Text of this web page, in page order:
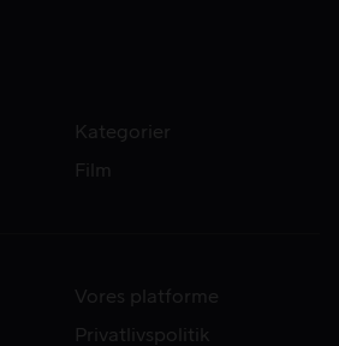
Kategorier
Film
Vores platforme
Privatlivspolitik